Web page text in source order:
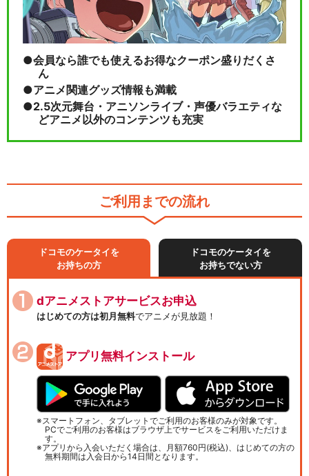
会員なら誰でも使えるお得なクーポン盛りだくさ
ん
アニメ関連グッズ情報も満載
2.5次元舞台・アニソンライブ・声優バラエティな
どアニメ以外のコンテンツも充実
ご利用までの流れ
ドコモのケータイを
お持ちの方
ドコモのケータイを
お持ちでない方
dアニメストアサービスお申込
はじめての方は初月無料でアニメが見放題！
アプリ無料インストール
スマートフォン、タブレットでご利用のお客様のみが対象です。
PCでご利用のお客様はブラウザ上でサービスをご利用いただけま
す。
アプリから入会いただく場合は、月額760円(税込)、はじめての方の
無料期間は入会日から14日間となります。